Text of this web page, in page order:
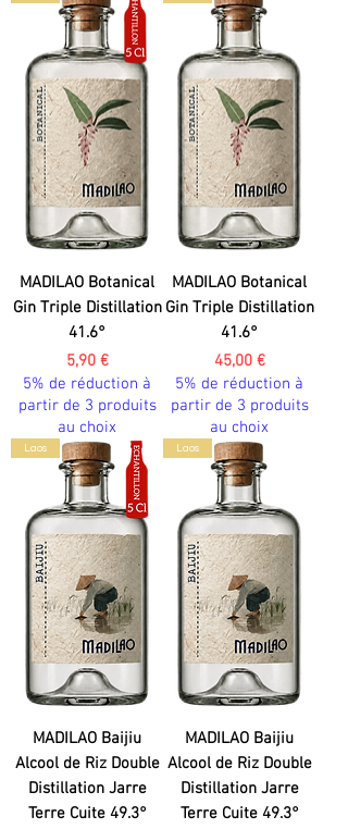
MADILAO Botanical
Gin Triple Distillation
41.6°
Prix
5,90 €
5% de réduction à
partir de 3 produits
au choix
MADILAO Botanical
Gin Triple Distillation
41.6°
Prix
45,00 €
5% de réduction à
partir de 3 produits
au choix
Laos
MADILAO Baijiu
Alcool de Riz Double
Distillation Jarre
Terre Cuite 49.3°
Laos
MADILAO Baijiu
Alcool de Riz Double
Distillation Jarre
Terre Cuite 49.3°